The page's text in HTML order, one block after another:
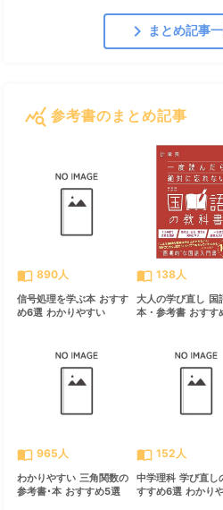
chevron_right まとめ記事
query_stats 参考書のまとめ記事
import_contacts 890人
信号処理を学ぶ本 おすす
め6選 わかりやすい
import_contacts 138人
大人の学び直し 国
本・参考書 おすす
import_contacts 965人
わかりやすい 三角関数の
参考書･本 おすすめ5選
import_contacts 152人
中学理科 学び直し
すすめ6選 わかり